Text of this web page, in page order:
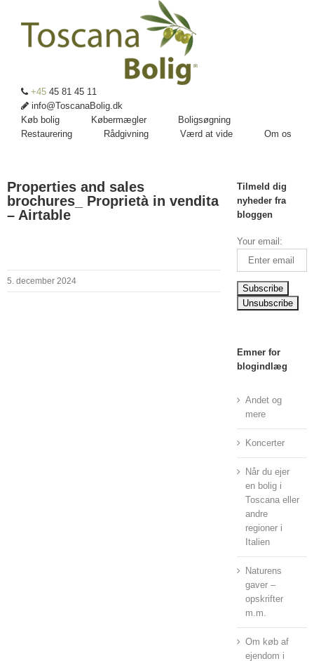
+45 45 81 45 11
info@ToscanaBolig.dk
Køb bolig
Købermægler
Boligsøgning
Restaurering
Rådgivning Værd at vide Om os
Properties and sales
brochures_ Proprietà in vendita
– Airtable
5. december 2024
Tilmeld dig
nyheder fra
bloggen
Your email:
Emner for
blogindlæg
Andet og
mere
Koncerter
Når du ejer
en bolig i
Toscana eller
andre
regioner i
Italien
Naturens
gaver –
opskrifter
m.m.
Om køb af
ejendom i